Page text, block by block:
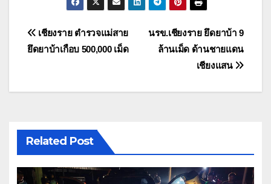
แนะแนว
นรข.เชียงราย ยึดยาบ้า 9
ล้านเม็ด ด้านชายแดน
เชียงแสน
เชียงราย ตำรวจแม่สาย
ยึดยาบ้าเกือบ 500,000 เม็ด
Related Post